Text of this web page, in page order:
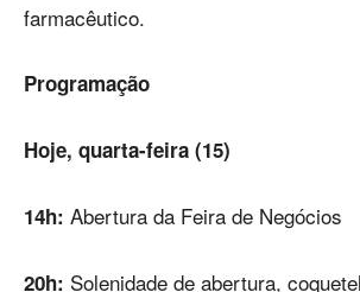
farmacêutico.
Programação
Hoje, quarta-feira (15)
14h: Abertura da Feira de Negócios
20h: Solenidade de abertura,